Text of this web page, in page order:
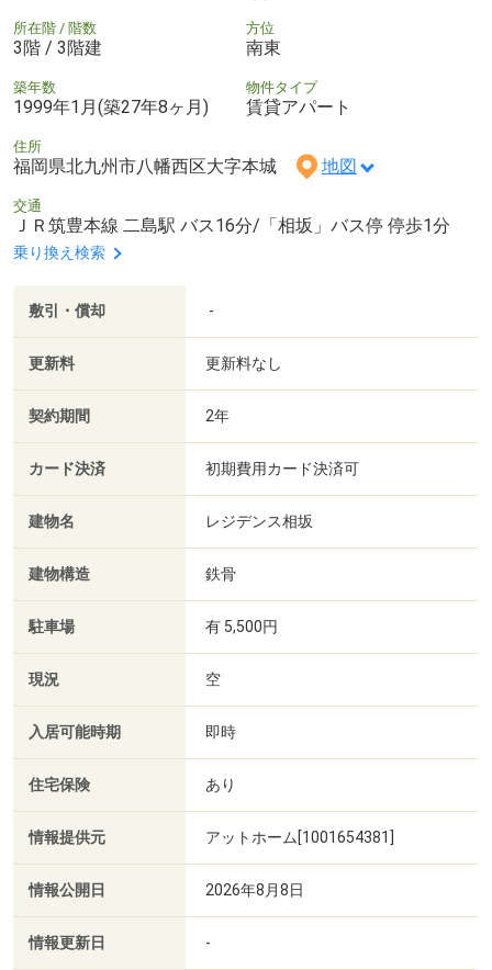
所在階 / 階数
3階 / 3階建
方位
南東
築年数
1999年1月(築27年8ヶ月)
物件タイプ
賃貸アパート
住所
福岡県北九州市八幡西区大字本城 地図
交通
ＪＲ筑豊本線 二島駅 バス16分/「相坂」バス停 停歩1分
乗り換え検索
敷引・償却 -
更新料 更新料なし
契約期間 2年
カード決済 初期費用カード決済可
建物名 レジデンス相坂
建物構造 鉄骨
駐車場 有 5,500円
現況 空
入居可能時期 即時
住宅保険 あり
情報提供元 アットホーム[1001654381]
情報公開日 2026年8月8日
情報更新日 -